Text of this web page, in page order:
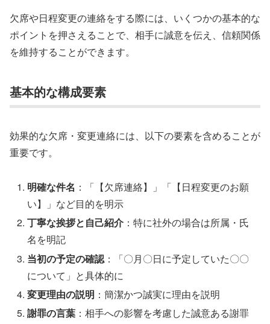
欠席や日程変更の連絡をする際には、いくつかの基本的な
ポイントを押さえることで、相手に誠意を伝え、信頼関係
を維持することができます。
基本的な構成要素
効果的な欠席・変更連絡には、以下の要素を含めることが
重要です。
明確な件名 ：「【欠席連絡】」「【日程変更のお願
い】」など目的を明示
丁寧な挨拶と自己紹介 ：特に社外の場合は所属・氏
名を明記
当初の予定の確認：「〇月〇日に予定していた〇〇
について」と具体的に
変更理由の説明 ：簡潔かつ誠実に理由を説明
謝罪の言葉 ：相手への影響を考慮した誠意ある謝罪